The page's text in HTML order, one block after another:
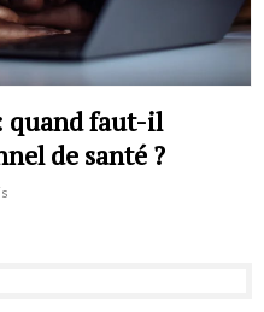
quand faut-il
de santé ?